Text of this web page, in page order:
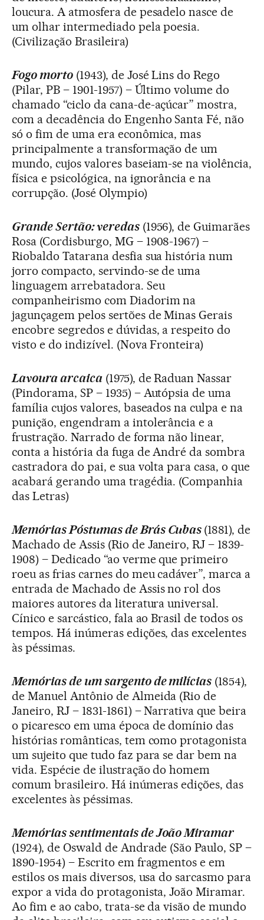
loucura. A atmosfera de pesadelo nasce de
um olhar intermediado pela poesia.
(Civilização Brasileira)
Fogo morto(1943), de José Lins do Rego
(Pilar, PB – 1901-1957) – Último volume do
chamado “ciclo da cana-de-açúcar” mostra,
com a decadência do Engenho Santa Fé, não
só o fim de uma era econômica, mas
principalmente a transformação de um
mundo, cujos valores baseiam-se na violência,
física e psicológica, na ignorância e na
corrupção. (José Olympio)
Grande Sertão: veredas(1956), de Guimarães
Rosa (Cordisburgo, MG – 1908-1967) –
Riobaldo Tatarana desfia sua história num
jorro compacto, servindo-se de uma
linguagem arrebatadora. Seu
companheirismo com Diadorim na
jagunçagem pelos sertões de Minas Gerais
encobre segredos e dúvidas, a respeito do
visto e do indizível. (Nova Fronteira)
Lavoura arcaica(1975), de Raduan Nassar
(Pindorama, SP – 1935) – Autópsia de uma
família cujos valores, baseados na culpa e na
punição, engendram a intolerância e a
frustração. Narrado de forma não linear,
conta a história da fuga de André da sombra
castradora do pai, e sua volta para casa, o que
acabará gerando uma tragédia. (Companhia
das Letras)
Memórias Póstumas de Brás Cubas (1881), de
Machado de Assis (Rio de Janeiro, RJ – 1839-
1908) – Dedicado “ao verme que primeiro
roeu as frias carnes do meu cadáver”, marca a
entrada de Machado de Assis no rol dos
maiores autores da literatura universal.
Cínico e sarcástico, fala ao Brasil de todos os
tempos. Há inúmeras edições, das excelentes
às péssimas.
Memórias de um sargento de milícias (1854),
de Manuel Antônio de Almeida (Rio de
Janeiro, RJ – 1831-1861) – Narrativa que beira
o picaresco em uma época de domínio das
histórias românticas, tem como protagonista
um sujeito que tudo faz para se dar bem na
vida. Espécie de ilustração do homem
comum brasileiro. Há inúmeras edições, das
excelentes às péssimas.
Memórias sentimentais de João Miramar
(1924), de Oswald de Andrade (São Paulo, SP –
1890-1954) – Escrito em fragmentos e em
estilos os mais diversos, usa do sarcasmo para
expor a vida do protagonista, João Miramar.
Ao fim e ao cabo, trata-se da visão de mundo